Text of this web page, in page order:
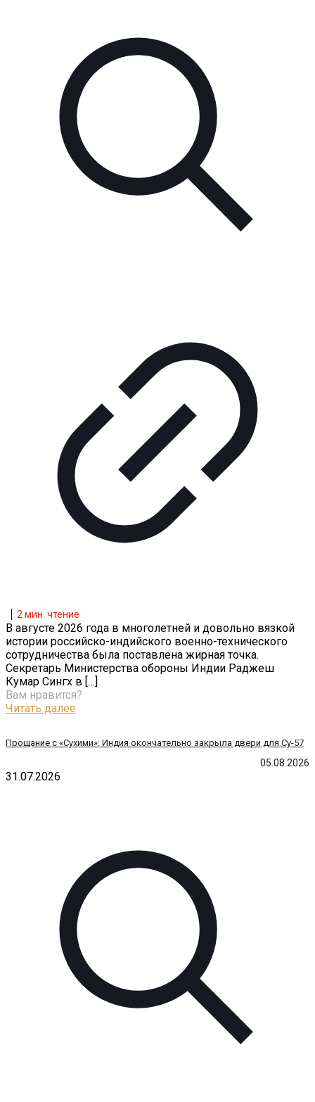
05.08.2026
Прощание с «Сухими»: Индия окончательно закрыла двери для Су-57
2 мин. чтение
В августе 2026 года в многолетней и довольно вязкой
истории российско-индийского военно-технического
сотрудничества была поставлена жирная точка.
Секретарь Министерства обороны Индии Раджеш
Кумар Сингх в […]
Вам нравится?
Читать далее
31.07.2026